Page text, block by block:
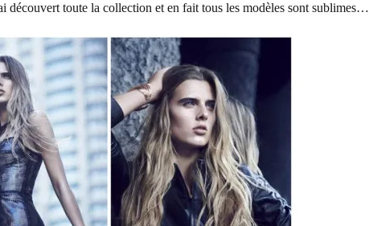
découvert toute la collection et en fait tous les modèles sont sublimes…